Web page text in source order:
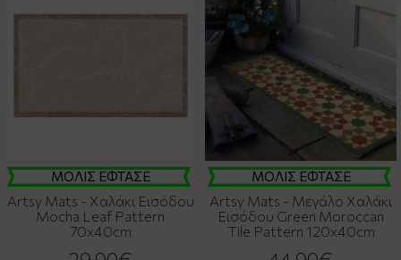
ΜΟΛΙΣ ΕΦΤΑΣΕ
Artsy Mats - Χαλάκι Εισόδου
Mocha Leaf Pattern
70x40cm
ΜΟΛΙΣ ΕΦΤΑΣΕ
Artsy Mats - Μεγάλο Χαλάκι
Εισόδου Green Moroccan
Tile Pattern 120x40cm